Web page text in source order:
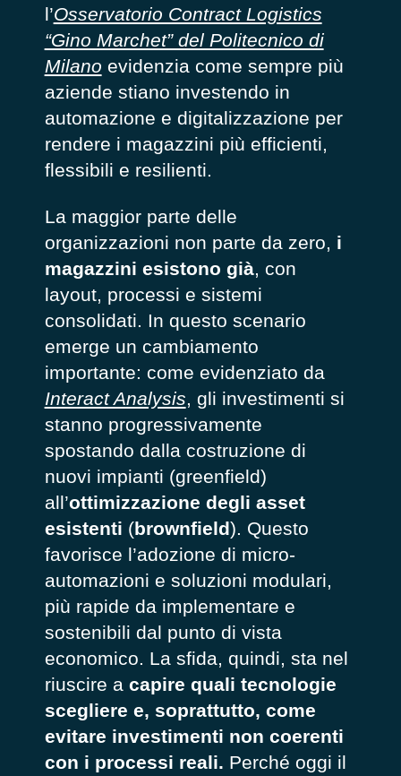
l’Osservatorio Contract Logistics
“Gino Marchet” del Politecnico di
Milano evidenzia come sempre più
aziende stiano investendo in
automazione e digitalizzazione per
rendere i magazzini più efficienti,
flessibili e resilienti.
La maggior parte delle
organizzazioni non parte da zero, i
magazzini esistono già , con
layout, processi e sistemi
consolidati. In questo scenario
emerge un cambiamento
importante: come evidenziato da
Interact Analysis , gli investimenti si
stanno progressivamente
spostando dalla costruzione di
nuovi impianti (greenfield)
all’ottimizzazione degli asset
esistenti (brownfield). Questo
favorisce l’adozione di micro-
automazioni e soluzioni modulari,
più rapide da implementare e
sostenibili dal punto di vista
economico. La sfida, quindi, sta nel
riuscire a capire quali tecnologie
scegliere e, soprattutto, come
evitare investimenti non coerenti
con i processi reali. Perché oggi il